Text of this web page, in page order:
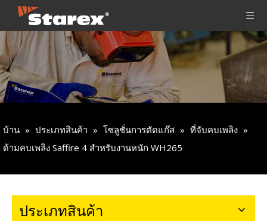
บ้าน » ประเภทสินค้า » โซลูชั่นการตัดแก๊ส » ที่จับคบเพลิง »
ด้ามคบเพลิง Saffire 4 สำหรับงานหนัก WH265
ประเภทสินค้า